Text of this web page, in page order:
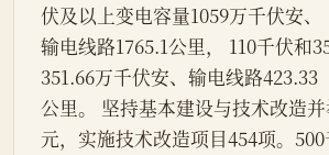
伏及以上变电容量1059万千伏安、
输电线路1765.1公里， 110千伏和
351.66万千伏安、输电线路423.33
公里。 坚持基本建设与技术改造
元，实施技术改造项目454项。500